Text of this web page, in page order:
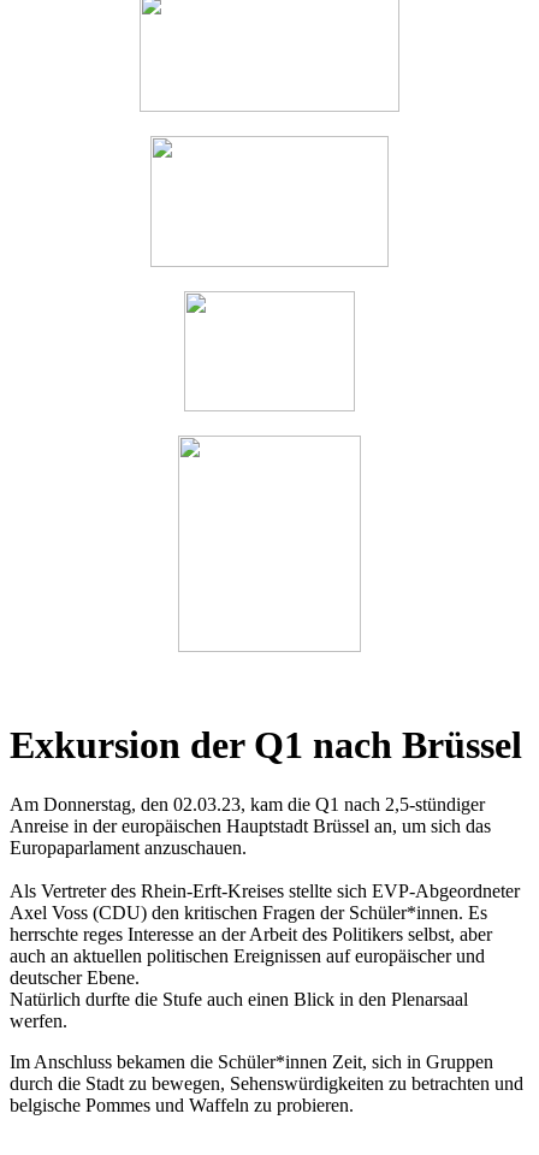
Exkursion der Q1 nach Brüssel
Am Donnerstag, den 02.03.23, kam die Q1 nach 2,5-stündiger
Anreise in der europäischen Hauptstadt Brüssel an, um sich das
Europaparlament anzuschauen.
Als Vertreter des Rhein-Erft-Kreises stellte sich EVP-Abgeordneter
Axel Voss (CDU) den kritischen Fragen der Schüler*innen. Es
herrschte reges Interesse an der Arbeit des Politikers selbst, aber
auch an aktuellen politischen Ereignissen auf europäischer und
deutscher Ebene.
Natürlich durfte die Stufe auch einen Blick in den Plenarsaal
werfen.
Im Anschluss bekamen die Schüler*innen Zeit, sich in Gruppen
durch die Stadt zu bewegen, Sehenswürdigkeiten zu betrachten und
belgische Pommes und Waffeln zu probieren.